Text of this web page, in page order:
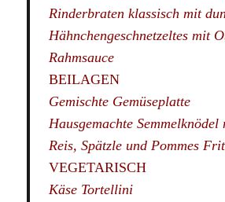
Rinderbraten klassisch mit
Hähnchengeschnetzeltes mit
Rahmsauce
BEILAGEN
Gemischte Gemüseplatte
Hausgemachte Semmelknödel
Reis, Spätzle und Pommes
VEGETARISCH
Käse Tortellini